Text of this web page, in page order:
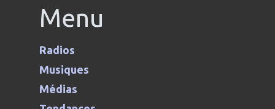
Menu
Radios
Musiques
Médias